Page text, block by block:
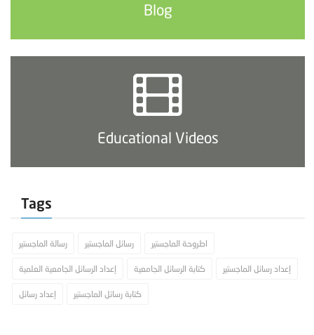
Blog
Educational Videos
Tags
رسالة الماجستير رسائل الماجستير اطروحة الماجستير
إعداد الرسائل الجامعية العلمية كتابة الرسائل الجامعية إعداد رسائل الماجستير
إعداد رسائل كتابة رسائل الماجستير